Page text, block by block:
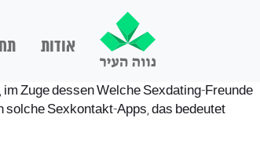
אודות
Zuge dessen Welche Sexdating-Freunde
solche Sexkontakt-Apps, das bedeutet